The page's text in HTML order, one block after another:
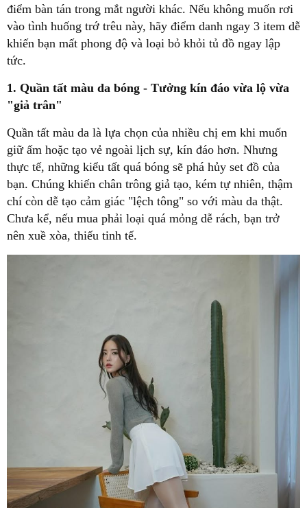
điểm bàn tán trong mắt người khác. Nếu không muốn rơi
vào tình huống trớ trêu này, hãy điểm danh ngay 3 item dễ
khiến bạn mất phong độ và loại bỏ khỏi tủ đồ ngay lập
tức.
1. Quần tất màu da bóng - Tưởng kín đáo vừa lộ vừa
"giả trân"
Quần tất màu da là lựa chọn của nhiều chị em khi muốn
giữ ấm hoặc tạo vẻ ngoài lịch sự, kín đáo hơn. Nhưng
thực tế, những kiểu tất quá bóng sẽ phá hủy set đồ của
bạn. Chúng khiến chân trông giả tạo, kém tự nhiên, thậm
chí còn dễ tạo cảm giác "lệch tông" so với màu da thật.
Chưa kể, nếu mua phải loại quá mỏng dễ rách, bạn trở
nên xuề xòa, thiếu tinh tế.